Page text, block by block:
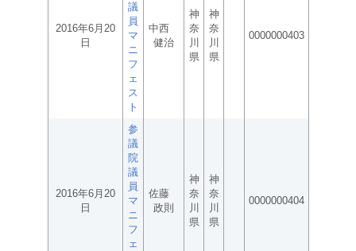
2016年6月20
日
議
員
マ
ニ
フ
ェ
ス
ト
中西
健治
神
奈
川
県
神
奈
川
県
0000000403
2016年6月20
日
参
議
院
議
員
マ
ニ
フ
ェ
佐藤
政則
神
奈
川
県
神
奈
川
県
0000000404